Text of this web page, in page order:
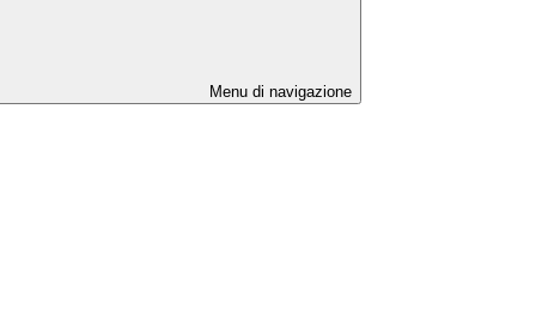
Menu di navigazione